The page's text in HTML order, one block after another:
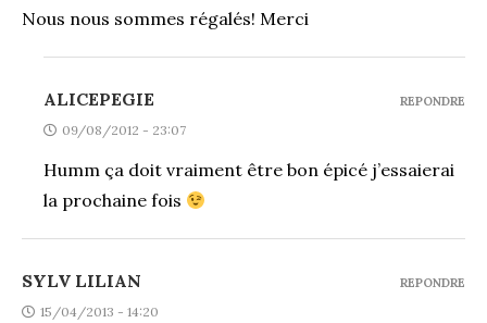
Nous nous sommes régalés! Merci
ALICEPEGIE
09/08/2012 - 23:07
Humm ça doit vraiment être bon épicé j’essaierai
la prochaine fois
REPONDRE
SYLV LILIAN
15/04/2013 - 14:20
REPONDRE